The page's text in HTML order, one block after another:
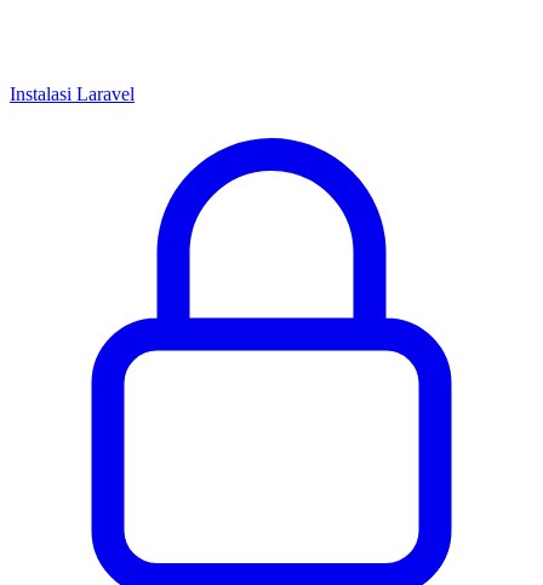
Instalasi Laravel